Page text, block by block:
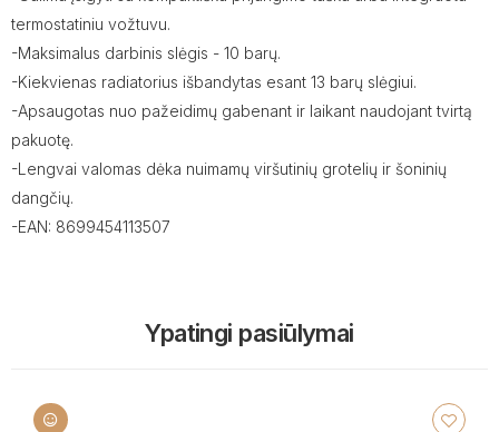
termostatiniu vožtuvu.
-Maksimalus darbinis slėgis - 10 barų.
-Kiekvienas radiatorius išbandytas esant 13 barų slėgiui.
-Apsaugotas nuo pažeidimų gabenant ir laikant naudojant tvirtą
pakuotę.
-Lengvai valomas dėka nuimamų viršutinių grotelių ir šoninių
dangčių.
-EAN: 8699454113507
Ypatingi pasiūlymai